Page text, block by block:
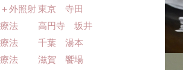
外照射 東京 寺田
療法 高円寺 坂井
療法 千葉 湯本
療法 滋賀 饗場